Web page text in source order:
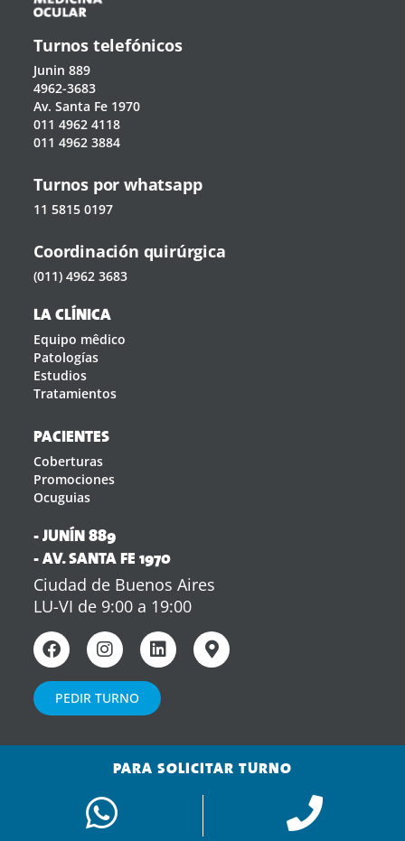
Turnos telefónicos
Junin 889
4962-3683
Av. Santa Fe 1970
011 4962 4118
011 4962 3884
Turnos por whatsapp
11 5815 0197
Coordinación quirúrgica
(011) 4962 3683
LA CLÍNICA
Equipo mêdico
Patologías
Estudios
Tratamientos
PACIENTES
Coberturas
Promociones
Ocuguias
- JUNÍN 889
- AV. SANTA FE 1970
Ciudad de Buenos Aires
LU-VI de 9:00 a 19:00
PEDIR TURNO
PARA SOLICITAR TURNO